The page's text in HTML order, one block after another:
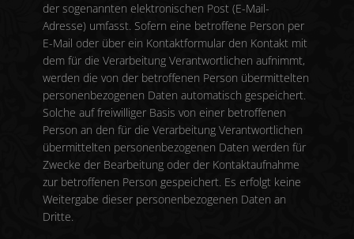
der sogenannten elektronischen Post (E-Mail-
Adresse) umfasst. Sofern eine betroffene Person per
E-Mail oder über ein Kontaktformular den Kontakt mit
dem für die Verarbeitung Verantwortlichen aufnimmt,
werden die von der betroffenen Person übermittelten
personenbezogenen Daten automatisch gespeichert.
Solche auf freiwilliger Basis von einer betroffenen
Person an den für die Verarbeitung Verantwortlichen
übermittelten personenbezogenen Daten werden für
Zwecke der Bearbeitung oder der Kontaktaufnahme
zur betroffenen Person gespeichert. Es erfolgt keine
Weitergabe dieser personenbezogenen Daten an
Dritte.